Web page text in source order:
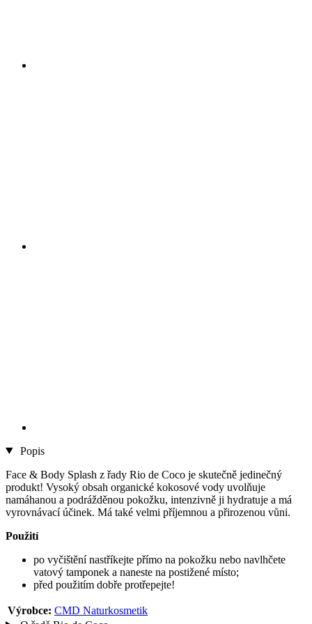
Popis
Face & Body Splash z řady Rio de Coco je skutečně jedinečný
produkt! Vysoký obsah organické kokosové vody uvolňuje
namáhanou a podrážděnou pokožku, intenzivně ji hydratuje a má
vyrovnávací účinek. Má také velmi příjemnou a přirozenou vůni.
Použití
po vyčištění nastříkejte přímo na pokožku nebo navlhčete
vatový tamponek a naneste na postižené místo;
před použitím dobře protřepejte!
Výrobce: CMD Naturkosmetik